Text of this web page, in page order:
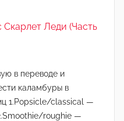
Скарлет Леди (Часть
в переводе и
каламбуры в
1.Popsicle/classical —
roughie —